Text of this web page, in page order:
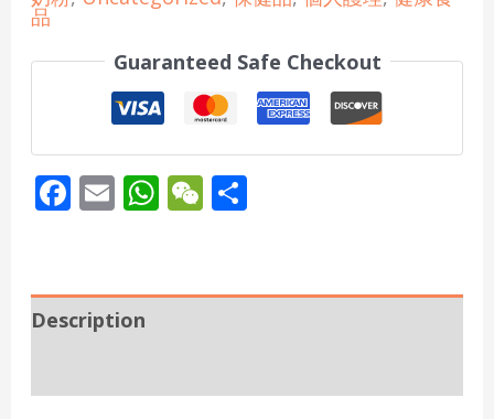
品
Guaranteed Safe Checkout
Facebook
EmailWhatsApp
WeChat
Share
Description